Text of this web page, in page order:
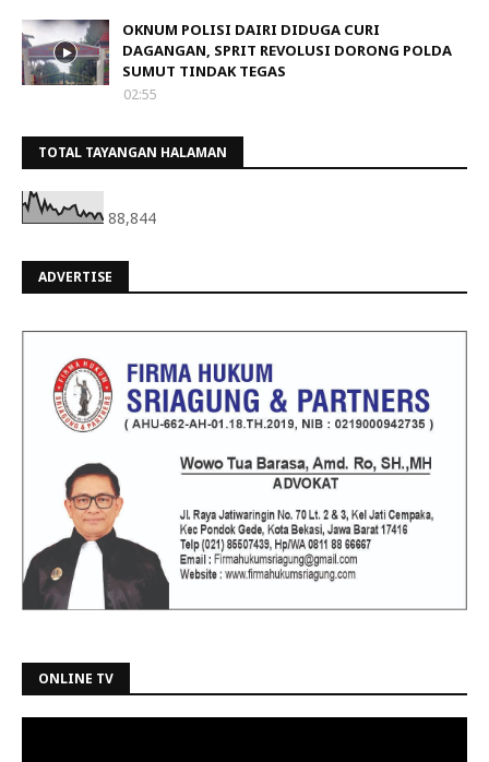
OKNUM POLISI DAIRI DIDUGA CURI
DAGANGAN, SPRIT REVOLUSI DORONG POLDA
SUMUT TINDAK TEGAS
02:55
TOTAL TAYANGAN HALAMAN
88,844
ADVERTISE
ONLINE TV